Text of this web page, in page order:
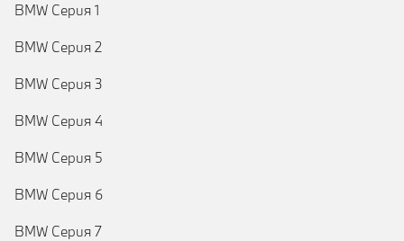
BMW Серия 1
BMW Серия 2
BMW Серия 3
BMW Серия 4
BMW Серия 5
BMW Серия 6
BMW Серия 7